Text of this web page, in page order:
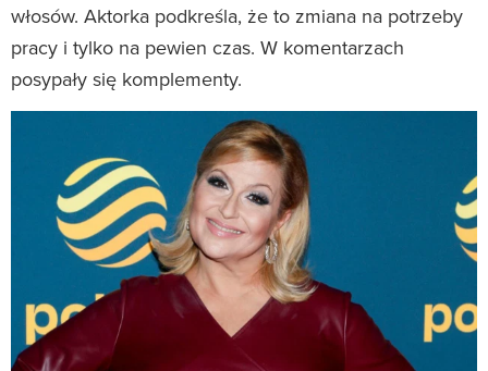
włosów. Aktorka podkreśla, że to zmiana na potrzeby
pracy i tylko na pewien czas. W komentarzach
posypały się komplementy.